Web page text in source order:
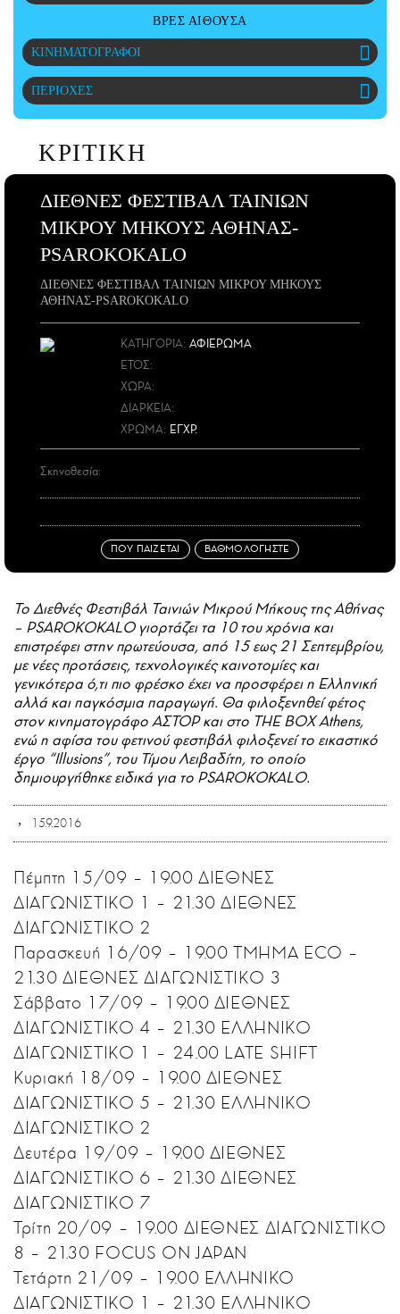
ΑΜΠΑ
PRINT
ΒΡΕΣ ΑΙΘΟΥΣΑ
ΚΙΝΗΜΑΤΟΓΡΑΦΟΙ
ΠΕΡΙΟΧΕΣ
ΚΡΙΤΙΚΗ
ΔΙΕΘΝΕΣ ΦΕΣΤΙΒΑΛ ΤΑΙΝΙΩΝ
ΜΙΚΡΟΥ ΜΗΚΟΥΣ ΑΘΗΝΑΣ-
PSAROKOKALO
ΔΙΕΘΝΕΣ ΦΕΣΤΙΒΑΛ ΤΑΙΝΙΩΝ ΜΙΚΡΟΥ ΜΗΚΟΥΣ
ΑΘΗΝΑΣ-PSAROKOKALO
ΚΑΤΗΓΟΡΙΑ: ΑΦΙΕΡΩΜΑ
ΕΤΟΣ:
ΧΩΡΑ:
ΔΙΑΡΚΕΙΑ:
ΧΡΩΜΑ: ΕΓΧΡ.
Σκηνοθεσία:
ΠΟΥ ΠΑΙΖΕΤΑΙ ΒΑΘΜΟΛΟΓΗΣΤΕ
Το Διεθνές Φεστιβάλ Ταινιών Μικρού Μήκους της Αθήνας
– PSAROKOKALO γιορτάζει τα 10 του χρόνια και
επιστρέφει στην πρωτεύουσα, από 15 εως 21 Σεπτεμβρίου,
με νέες προτάσεις, τεχνολογικές καινοτομίες και
γενικότερα ό,τι πιο φρέσκο έχει να προσφέρει η Ελληνική
αλλά και παγκόσμια παραγωγή. Θα φιλοξενηθεί φέτος
στον κινηματογράφο ΑΣΤΟΡ και στο ΤΗΕ ΒΟΧ Αthens,
ενώ η αφίσα του φετινού φεστιβάλ φιλοξενεί το εικαστικό
έργο “Illusions”, του Τίμου Λειβαδίτη, το οποίο
δημιουργήθηκε ειδικά για το PSAROKOKALO.
15.9.2016
Πέμπτη 15/09 – 19.00 ΔΙΕΘΝΕΣ
ΔΙΑΓΩΝΙΣΤΙΚΟ 1 – 21.30 ΔΙΕΘΝΕΣ
ΔΙΑΓΩΝΙΣΤΙΚΟ 2
Παρασκευή 16/09 – 19.00 ΤΜΗΜΑ ECO –
21.30 ΔΙΕΘΝΕΣ ΔΙΑΓΩΝΙΣΤΙΚΟ 3
Σάββατο 17/09 – 19.00 ΔΙΕΘΝΕΣ
ΔΙΑΓΩΝΙΣΤΙΚΟ 4 – 21.30 ΕΛΛΗΝΙΚΟ
ΔΙΑΓΩΝΙΣΤΙΚΟ 1 – 24.00 LATE SHIFT
Κυριακή 18/09 – 19.00 ΔΙΕΘΝΕΣ
ΔΙΑΓΩΝΙΣΤΙΚΟ 5 – 21.30 ΕΛΛΗΝΙΚΟ
ΔΙΑΓΩΝΙΣΤΙΚΟ 2
Δευτέρα 19/09 – 19.00 ΔΙΕΘΝΕΣ
ΔΙΑΓΩΝΙΣΤΙΚΟ 6 – 21.30 ΔΙΕΘΝΕΣ
ΔΙΑΓΩΝΙΣΤΙΚΟ 7
Τρίτη 20/09 – 19.00 ΔΙΕΘΝΕΣ ΔΙΑΓΩΝΙΣΤΙΚΟ
8 – 21.30 FOCUS ON JAPAN
Τετάρτη 21/09 – 19.00 ΕΛΛΗΝΙΚΟ
ΔΙΑΓΩΝΙΣΤΙΚΟ 1 – 21.30 ΕΛΛΗΝΙΚΟ